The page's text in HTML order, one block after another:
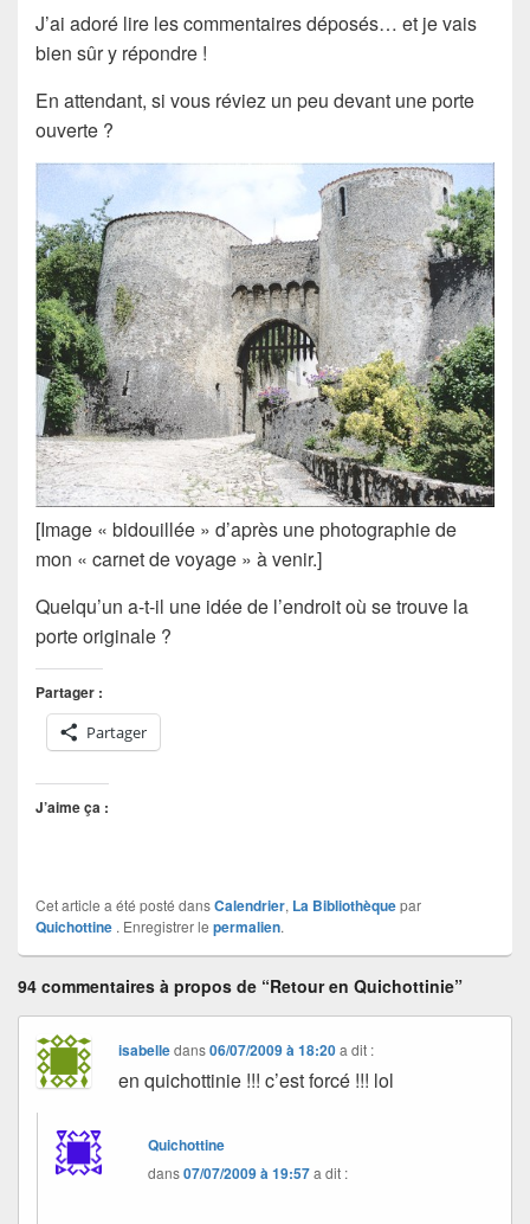
J’ai adoré lire les commentaires déposés… et je vais
bien sûr y répondre !
En attendant, si vous réviez un peu devant une porte
ouverte ?
[Image « bidouillée » d’après une photographie de
mon « carnet de voyage » à venir.]
Quelqu’un a-t-il une idée de l’endroit où se trouve la
porte originale ?
Partager :
Partager
J’aime ça :
Cet article a été posté dansCalendrier, La Bibliothèquepar
Quichottine . Enregistrer le permalien.
94 commentaires à propos de “Retour en Quichottinie”
isabelledans06/07/2009 à 18:20 a dit :
en quichottinie !!! c’est forcé !!! lol
Quichottine
dans07/07/2009 à 19:57a dit :